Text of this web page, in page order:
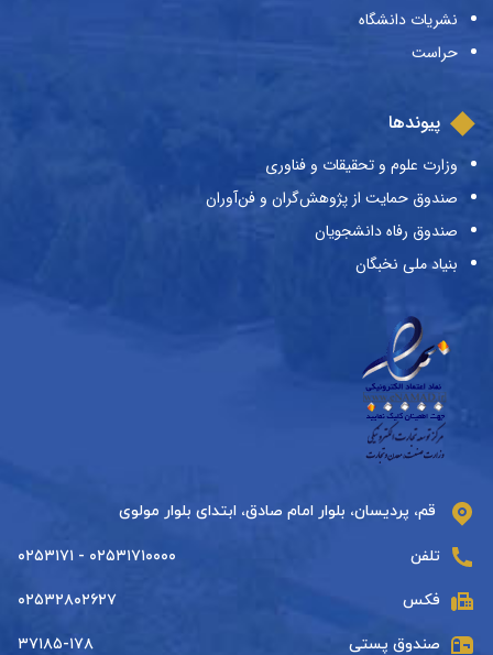
نشریات دانشگاه
حراست
پیوندها
وزارت علوم و تحقیقات و فناوری
صندوق حمایت از پژوهش‌گران و فن‌آوران
صندوق رفاه دانشجویان
بنیاد ملی نخبگان
قم، پردیسان، بلوار امام صادق، ابتدای بلوار مولوی
تلفن ۰۲۵۳۱۷۱۰۰۰۰ - ۰۲۵۳۱۷۱
فکس ۰۲۵۳۲۸۰۲۶۲۷
صندوق پستی ۳۷۱۸۵-۱۷۸